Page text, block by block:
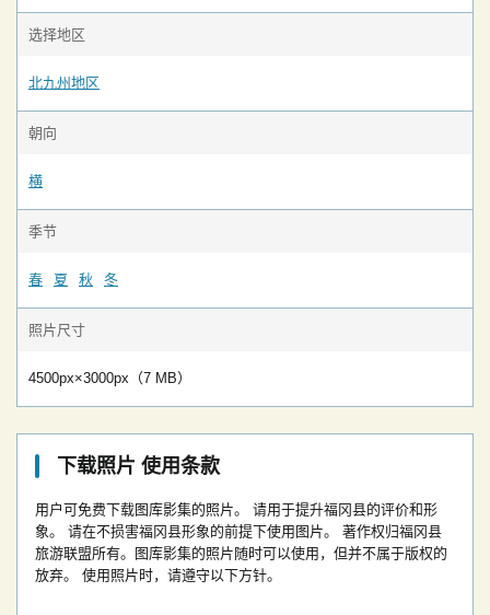
选择地区
北九州地区
朝向
横
季节
春 夏 秋 冬
照片尺寸
4500px×3000px（7 MB）
下载照片 使用条款
用户可免费下载图库影集的照片。
请用于提升福冈县的评价和形
象。
请在不损害福冈县形象的前提下使用图片。
著作权归福冈县
旅游联盟所有。图库影集的照片随时可以使用，但并不属于版权的
放弃。
使用照片时，请遵守以下方针。